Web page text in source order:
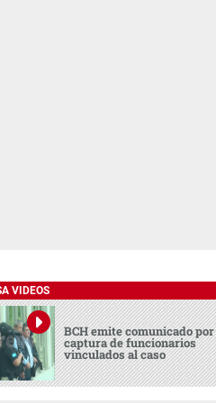
VIDEOS
BCH emite comunicado por
captura de funcionarios
vinculados al caso